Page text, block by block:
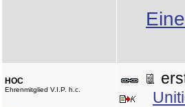
HOC
Ehrenmitglied V.I.P. h.c.